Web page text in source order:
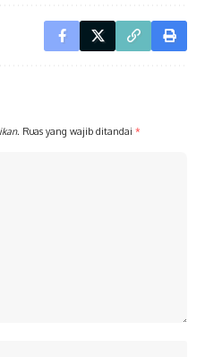
Ruas yang wajib ditandai *